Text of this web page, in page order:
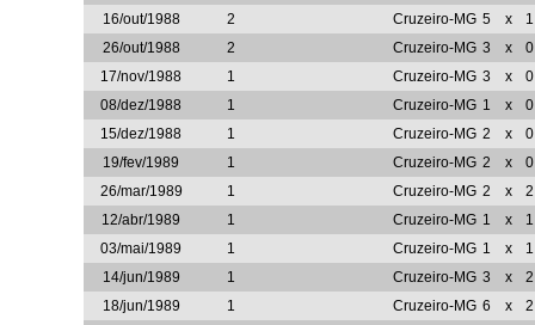
16/out/1988
2 Cruzeiro-MG 5 x
1
26/out/1988
2 Cruzeiro-MG 3 x
0
17/nov/1988
1 Cruzeiro-MG 3 x
0
08/dez/1988
1 Cruzeiro-MG 1 x
0
15/dez/1988
1 Cruzeiro-MG 2 x
0
19/fev/1989
1 Cruzeiro-MG 2 x
0
26/mar/1989
1 Cruzeiro-MG 2 x
2
12/abr/1989
1 Cruzeiro-MG 1 x
1
03/mai/1989
1 Cruzeiro-MG 1 x
1
14/jun/1989
1 Cruzeiro-MG 3 x
2
18/jun/1989
1 Cruzeiro-MG 6 x
2